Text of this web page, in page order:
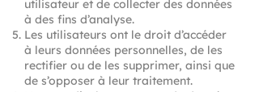
utilisateur et de collecter des données
à des fins d’analyse.
Les utilisateurs ont le droit d’accéder
à leurs données personnelles, de les
rectifier ou de les supprimer, ainsi que
de s’opposer à leur traitement.